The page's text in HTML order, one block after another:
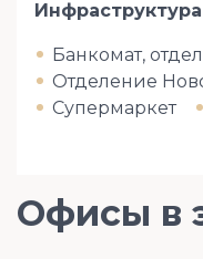
Инфраструктура
Банкомат,
Отделение
Супермаркет
Офисы в